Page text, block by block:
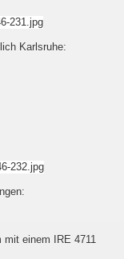
Karlsruhe:
mit einem IRE 4711